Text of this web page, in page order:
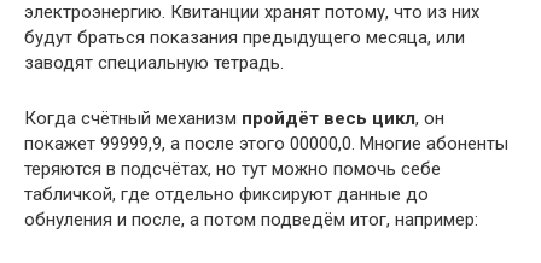
электроэнергию. Квитанции хранят потому, что из них
будут браться показания предыдущего месяца, или
заводят специальную тетрадь.
Когда счётный механизм пройдёт весь цикл, он
покажет 99999,9, а после этого 00000,0. Многие абоненты
теряются в подсчётах, но тут можно помочь себе
табличкой, где отдельно фиксируют данные до
обнуления и после, а потом подведём итог, например: